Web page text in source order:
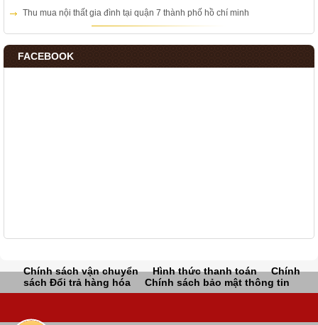
Thu mua nội thất gia đình tại quận 7 thành phố hồ chí minh
FACEBOOK
Chính sách vận chuyển Hình thức thanh toán
Chính
sách Đổi trả hàng hóa
Chính sách bảo mật thông tin